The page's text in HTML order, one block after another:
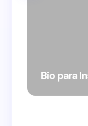
Bio para